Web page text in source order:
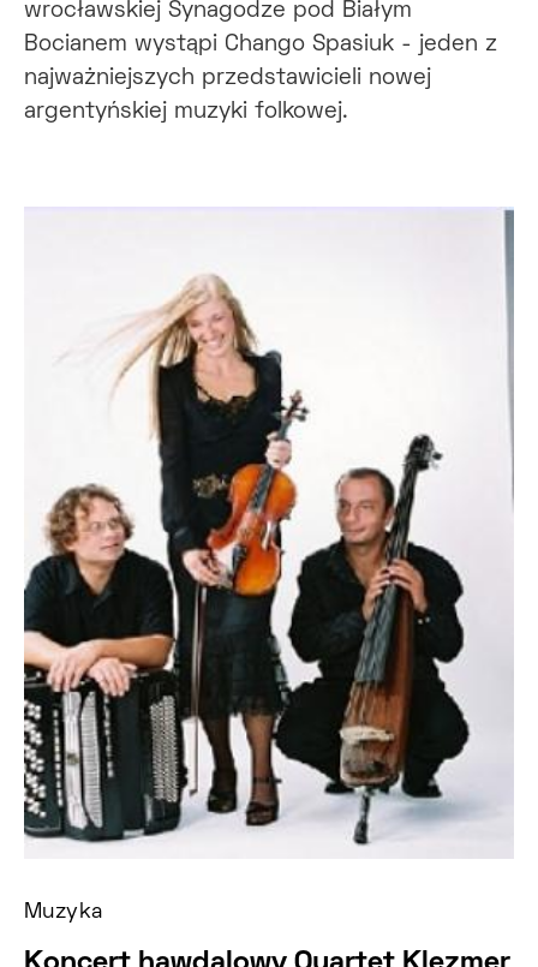
wrocławskiej Synagodze pod Białym
Bocianem wystąpi Chango Spasiuk - jeden z
najważniejszych przedstawicieli nowej
argentyńskiej muzyki folkowej.
Muzyka